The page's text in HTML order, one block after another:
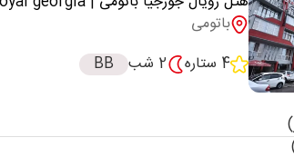
باتومی
4 ستاره
2 شب BB